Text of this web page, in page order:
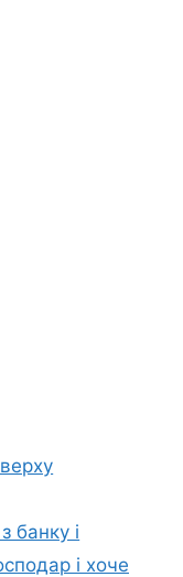
банку і
і хоче